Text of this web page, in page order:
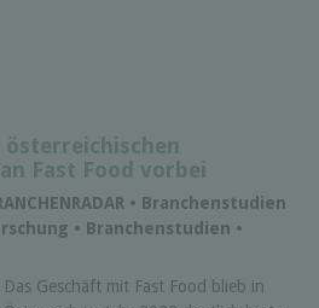
Fast Food vorbei
• Branchenstudien
• Branchenstudien •
Das Geschäft mit Fast Food blieb in